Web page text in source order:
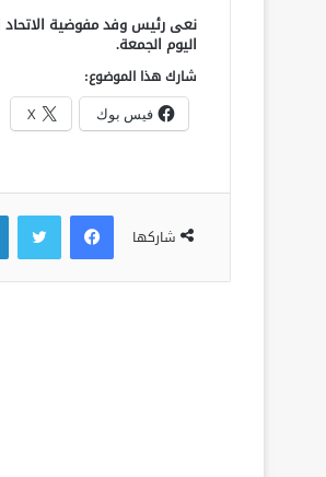
نعى رئيس وفد مفوضية
اليوم الجمعة.
شارك هذا الموضوع:
فيس بوك X
شاركها
فيسبوك